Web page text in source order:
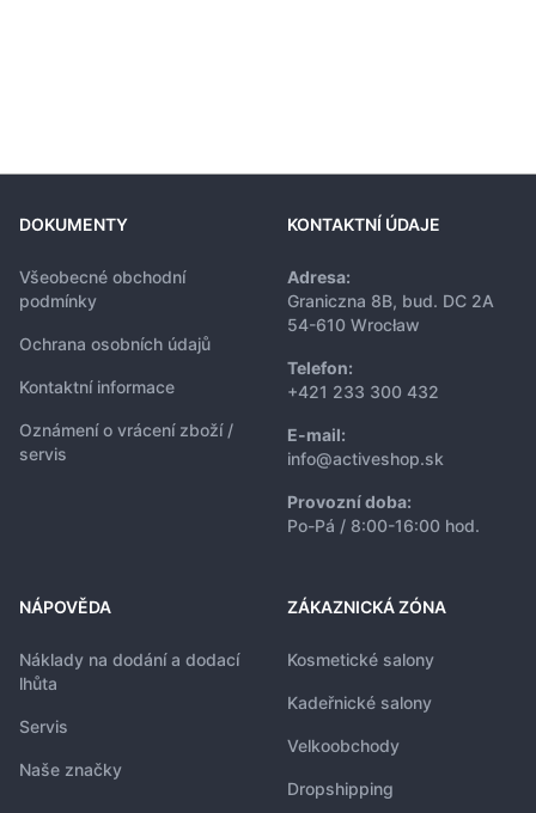
DOKUMENTY
Všeobecné obchodní
podmínky
Ochrana osobních údajů
Kontaktní informace
Oznámení o vrácení zboží /
servis
KONTAKTNÍ ÚDAJE
Adresa:
Graniczna 8B, bud. DC 2A
54-610 Wrocław
Telefon:
+421 233 300 432
E-mail:
info@activeshop.sk
Provozní doba:
Po-Pá / 8:00-16:00 hod.
NÁPOVĚDA
Náklady na dodání a dodací
lhůta
Servis
Naše značky
ZÁKAZNICKÁ ZÓNA
Kosmetické salony
Kadeřnické salony
Velkoobchody
Dropshipping